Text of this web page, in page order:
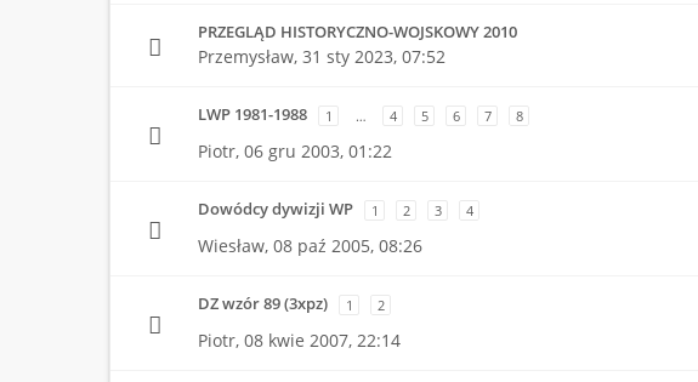
PRZEGLĄD HISTORYCZNO-WOJSKOWY 2010
Przemysław, 31 sty 2023, 07:52
LWP 1981-1988 1 … 4 5 6 7 8
Piotr, 06 gru 2003, 01:22
Dowódcy dywizji WP 1 2 3 4
Wiesław, 08 paź 2005, 08:26
DZ wzór 89 (3xpz) 1 2
Piotr, 08 kwie 2007, 22:14